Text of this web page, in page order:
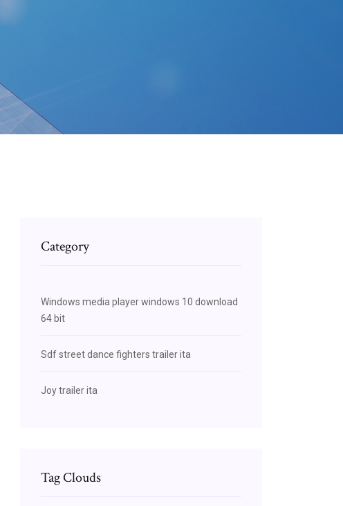
Category
Windows media player windows 10 download
64 bit
Sdf street dance fighters trailer ita
Joy trailer ita
Tag Clouds